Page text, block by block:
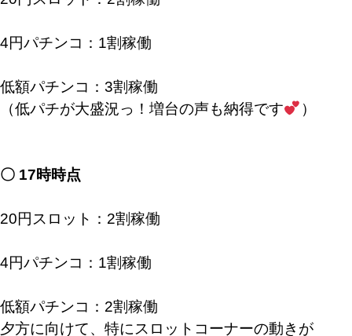
4円パチンコ：1割稼働
低額パチンコ：3割稼働
（低パチが大盛況っ！増台の声も納得です
）
〇 17時時点
20円スロット：2割稼働
4円パチンコ：1割稼働
低額パチンコ：2割稼働
夕方に向けて、特にスロットコーナーの動きが